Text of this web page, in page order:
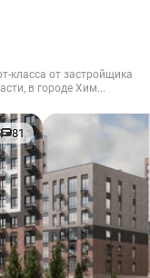
класса от застройщика
в городе Хим...
81